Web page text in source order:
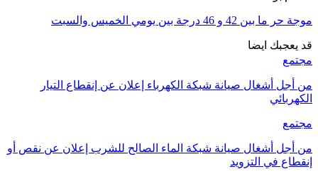
موجة حر ما بين 42 و 46 درجة بين يومي الخميس والسبت
قد يعجبك ايضا
مجتمع
من أجل أشغال صيانة شبكة الكهرباء إعلان عن إنقطاع التيار
الكهربائي
مجتمع
من أجل أشغال صيانة شبكة الماء الصالح للشرب إعلان عن نقص أو
إنقطاع في التزويد